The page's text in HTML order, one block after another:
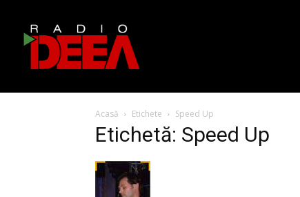
Acasă Etichete Speed Up
Etichetă: Speed Up